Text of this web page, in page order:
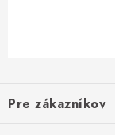
pPre zákazníkov